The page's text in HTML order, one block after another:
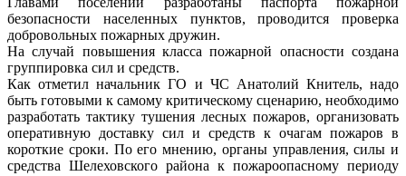
безопасности населенных пунктов, проводится проверка
добровольных пожарных дружин.
На случай повышения класса пожарной опасности создана
группировка сил и средств.
Как отметил начальник ГО и ЧС Анатолий Книтель, надо
быть готовыми к самому критическому сценарию, необходимо
разработать тактику тушения лесных пожаров, организовать
оперативную доставку сил и средств к очагам пожаров в
короткие сроки. По его мнению, органы управления, силы и
средства Шелеховского района к пожароопасному периоду